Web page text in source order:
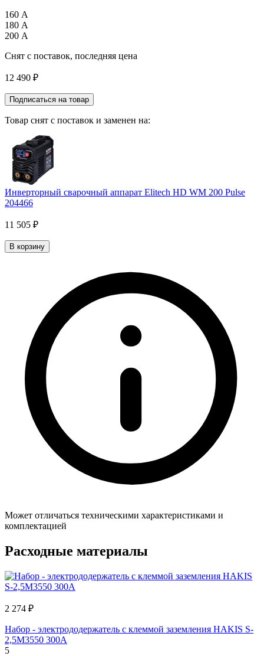
160 А
180 А
200 А
Снят с поставок, последняя цена
12 490 ₽
Подписаться на товар
Товар снят с поставок и заменен на:
Инверторный сварочный аппарат Elitech HD WM 200 Pulse
204466
11 505 ₽
В корзину
Может отличаться техническими характеристиками и
комплектацией
Расходные материалы
2 274 ₽
Набор - электрододержатель с клеммой заземления HAKIS S-
2,5М3550 300А
5